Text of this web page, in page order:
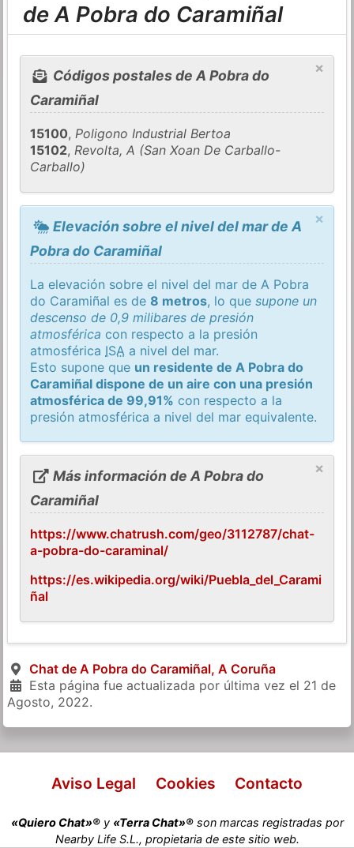
de A Pobra do Caramiñal
×
Códigos postales de A Pobra do
Caramiñal
15100,Poligono Industrial Bertoa
15102,Revolta, A (San Xoan De Carballo-
Carballo)
×
Elevación sobre el nivel del mar de A
Pobra do Caramiñal
La elevación sobre el nivel del mar de A Pobra
do Caramiñal es de8 metros, lo quesupone un
descenso de 0,9 milibares de presión
atmosférica con respecto a la presión
atmosférica ISA a nivel del mar.
Esto supone que un residente de A Pobra do
Caramiñal dispone de un aire con una presión
atmosférica de 99,91% con respecto a la
presión atmosférica a nivel del mar equivalente.
×
Más información de A Pobra do
Caramiñal
https://www.chatrush.com/geo/3112787/chat-
a-pobra-do-caraminal/
https://es.wikipedia.org/wiki/Puebla_del_Carami
ñal
Chat de A Pobra do Caramiñal, A Coruña
Esta página fue actualizada por última vez el 21 de
Agosto, 2022.
Aviso Legal Cookies Contacto
«Quiero Chat»®y «Terra Chat»®son marcas registradas por
Nearby Life S.L., propietaria de este sitio web.